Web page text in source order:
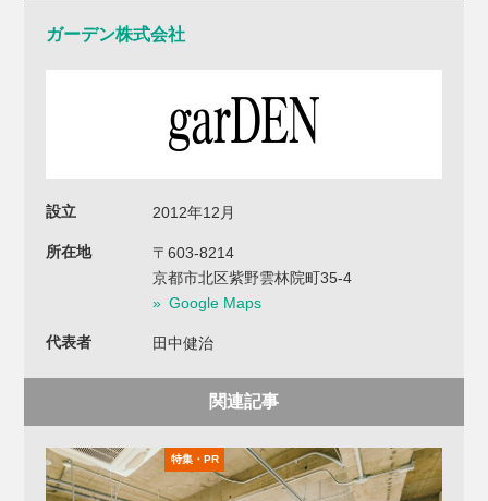
ガーデン株式会社
設立 2012年12月
所在地
〒603-8214
京都市北区紫野雲林院町35-4
Google Maps
代表者 田中健治
関連記事